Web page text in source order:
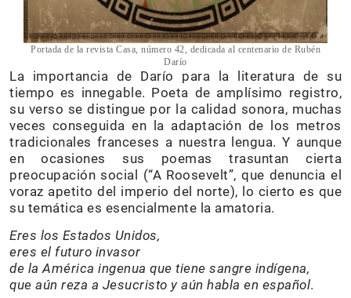
Portada de la revista Casa, número 42, dedicada al centenario de Rubén
Darío
La importancia de Darío para la literatura de su
tiempo es innegable. Poeta de amplísimo registro,
su verso se distingue por la calidad sonora, muchas
veces conseguida en la adaptación de los metros
tradicionales franceses a nuestra lengua. Y aunque
en ocasiones sus poemas trasuntan cierta
preocupación social (“A Roosevelt”, que denuncia el
voraz apetito del imperio del norte), lo cierto es que
su temática es esencialmente la amatoria.
Eres los Estados Unidos,
eres el futuro invasor
de la América ingenua que tiene sangre indígena,
que aún reza a Jesucristo y aún habla en español.